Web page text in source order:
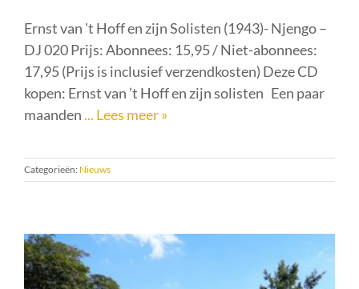
Ernst van 't Hoff en zijn Solisten (1943)- Njengo –
DJ 020 Prijs: Abonnees: 15,95 / Niet-abonnees:
17,95 (Prijs is inclusief verzendkosten) Deze CD
kopen: Ernst van ’t Hoff en zijn solisten Een paar
maanden ... Lees meer »
Categorieën: Nieuws